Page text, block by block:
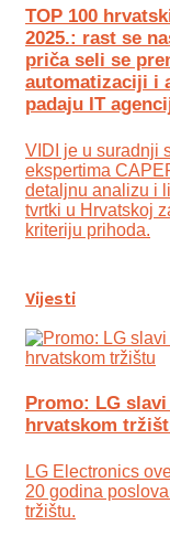
TOP 100
2025.: rast se
priča seli se
automatizaciji i
padaju IT
VIDI je u suradnji
ekspertima
detaljnu analizu i
tvrtki u Hrvatskoj
kriteriju prihoda.
Vijesti
Promo: LG
hrvatskom
LG Electronics
20 godina
tržištu.